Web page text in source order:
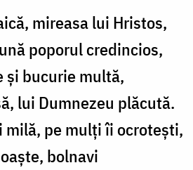
mireasa lui Hristos,
poporul credincios,
și bucurie multă,
lui Dumnezeu plăcută.
milă, pe mulți îi ocrotești,
bolnavi